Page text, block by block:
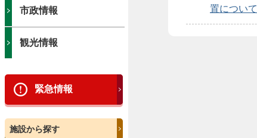
市政情報
観光情報
緊急情報
施設から探す
置について